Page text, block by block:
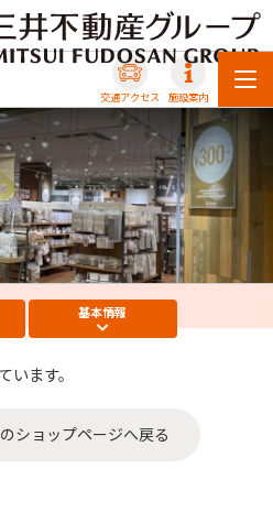
交通アクセス 施設案内
基本情報
います。
ショップページへ戻る